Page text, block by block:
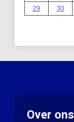
29
30
Over ons